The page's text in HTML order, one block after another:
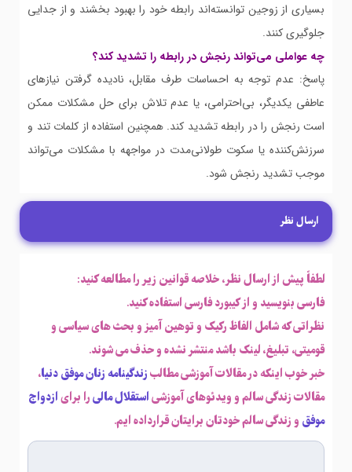
بسیاری از زوجین توانسته‌اند رابطه خود را بهبود بخشند و از جدایی
جلوگیری کنند.
چه عواملی می‌تواند رنجش در رابطه را تشدید کند؟
پاسخ: عدم توجه به احساسات طرف مقابل، نادیده گرفتن نیازهای
عاطفی یکدیگر، بی‌احترامی، یا عدم تلاش برای حل مشکلات ممکن
است رنجش را در رابطه تشدید کند. همچنین استفاده از کلمات تند و
سرزنش‌کننده یا سکوت طولانی‌مدت در مواجهه با مشکلات می‌تواند
موجب تشدید رنجش شود.
ارسال نظر
لطفاً پیش از ارسال نظر، خلاصه قوانین زیر را مطالعه کنید:
فارسی بنویسید و از کیبورد فارسی استفاده کنید.
نظراتی که شامل الفاظ رکیک و توهین آمیز و بحث های سیاسی و
قومیتی، تبلیغ، لینک باشد منتشر نشده و حذف می شوند.
خبر خوب اینکه در مقالات آموزشی مطالبزندگینامه زنان موفق دنیا،
مقالات زندگی سالم و ویدئوهای آموزشیاستقلال مالیرا برایازدواج
موفق و زندگی سالم خودتان برایتان قرارداده ایم.